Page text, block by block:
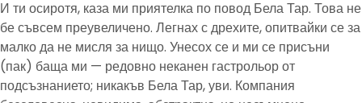
И ти осиротя, каза ми приятелка по повод Бела Тар. Това не
бе съвсем преувеличено. Легнах с дрехите, опитвайки се за
малко да не мисля за нищо. Унесох се и ми се присъни
(пак) баща ми — редовно неканен гастрольор от
подсъзнанието; никакъв Бела Тар, уви. Компания